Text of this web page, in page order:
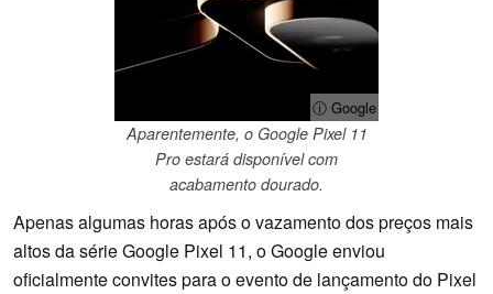
ⓘ Google
Aparentemente, o Google Pixel 11
Pro estará disponível com
acabamento dourado.
Apenas algumas horas após o vazamento dos preços mais
altos da série Google Pixel 11, o Google enviou
oficialmente convites para o evento de lançamento do Pixel